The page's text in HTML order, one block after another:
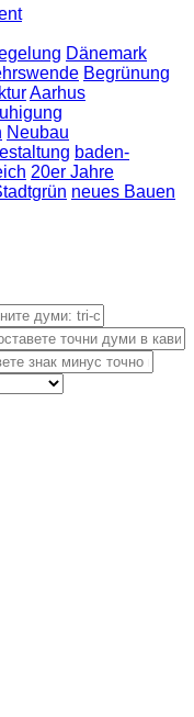
Dänemark
Begrünung
Aarhus
Neubau
baden-
20er Jahre
neues Bauen